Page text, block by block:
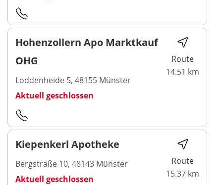
Hohenzollern Apo Marktkauf
OHG
Loddenheide 5, 48155 Münster
Aktuell geschlossen
Route
14.51 km
Kiepenkerl Apotheke
Bergstraße 10, 48143 Münster
Aktuell geschlossen
Route
15.37 km